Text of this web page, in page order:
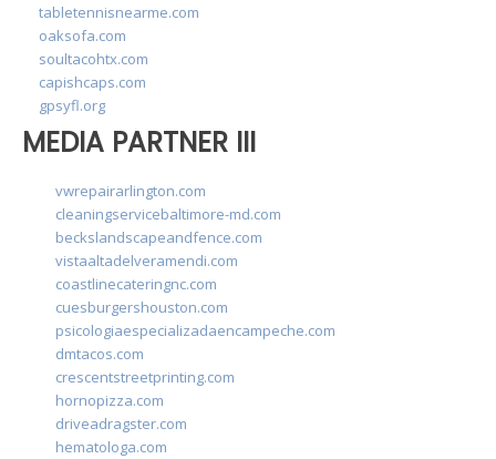
tabletennisnearme.com
oaksofa.com
soultacohtx.com
capishcaps.com
gpsyfl.org
MEDIA PARTNER III
vwrepairarlington.com
cleaningservicebaltimore-md.com
beckslandscapeandfence.com
vistaaltadelveramendi.com
coastlinecateringnc.com
cuesburgershouston.com
psicologiaespecializadaencampeche.com
dmtacos.com
crescentstreetprinting.com
hornopizza.com
driveadragster.com
hematologa.com